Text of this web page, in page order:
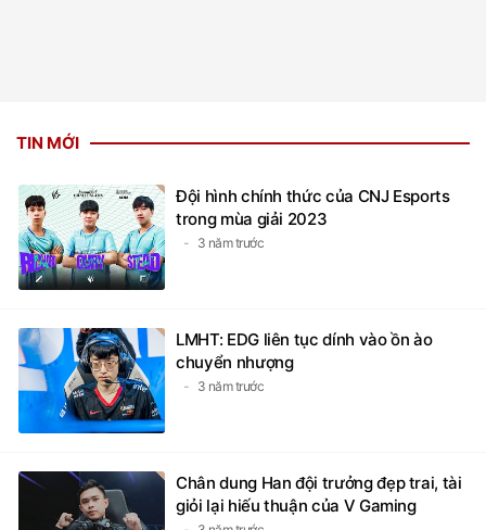
TIN MỚI
Đội hình chính thức của CNJ Esports
trong mùa giải 2023
3 năm trước
LMHT: EDG liên tục dính vào ồn ào
chuyển nhượng
3 năm trước
Chân dung Han đội trưởng đẹp trai, tài
giỏi lại hiếu thuận của V Gaming